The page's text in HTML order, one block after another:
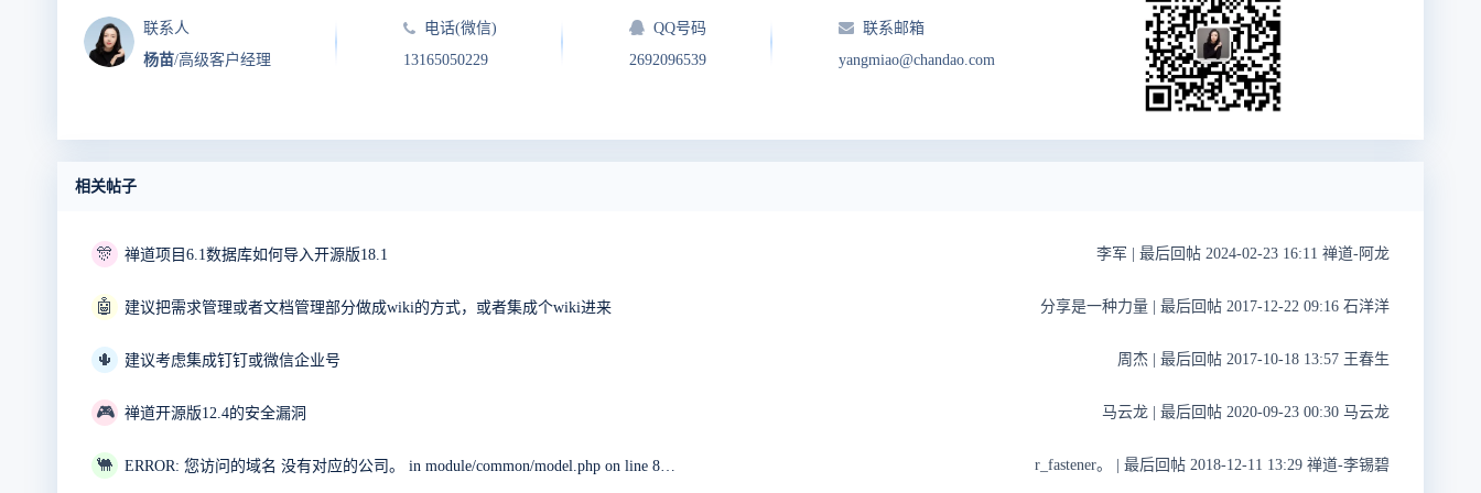
联系人
杨苗/高级客户经理
电话(微信)
13165050229
QQ号码
2692096539
联系邮箱
yangmiao@chandao.com
相关帖子
🎊 禅道项目6.1数据库如何导入开源版18.1 李军 最后回帖 2024-02-23 16:11 禅道-阿龙
🤖 建议把需求管理或者文档管理部分做成wiki的方式，或者集成个wiki进来 分享是一种力量 最后回帖 2017-12-22 09:16 石洋洋
🌵 建议考虑集成钉钉或微信企业号 周杰 最后回帖 2017-10-18 13:57 王春生
🎮 禅道开源版12.4的安全漏洞 马云龙 最后回帖 2020-09-23 00:30 马云龙
🐫 ERROR: 您访问的域名 没有对应的公司。 in module/common/model.php on line 82, last called by module/common/model.php on line 28 through function setCompany. in framework/base/router.class.php on line 1932 when visiting r_fastener。 最后回帖 2018-12-11 13:29 禅道-李锡碧